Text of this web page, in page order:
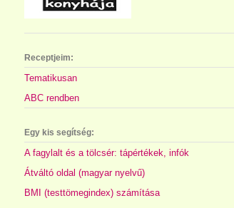
Receptjeim:
Tematikusan
ABC rendben
Egy kis segítség:
A fagylalt és a tölcsér: tápértékek, infók
Átváltó oldal (magyar nyelvű)
BMI (testtömegindex) számítása